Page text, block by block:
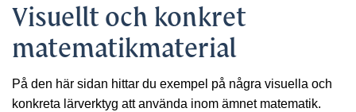
Visuellt och konkret
matematikmaterial
På den här sidan hittar du exempel på några visuella och
konkreta lärverktyg att använda inom ämnet matematik.